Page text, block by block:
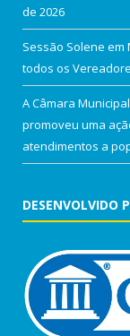
de 2026
Sessão Solene em
todos os
A Câmara
promoveu uma
atendimentos a
DESENVOLVIDO